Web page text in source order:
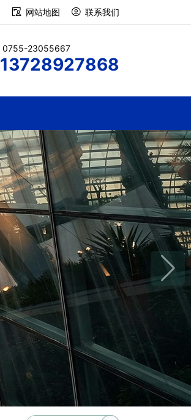
网站地图 联系我们
0755-23055667
13728927868